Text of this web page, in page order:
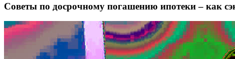
Советы по досрочному погашению ипотеки – как